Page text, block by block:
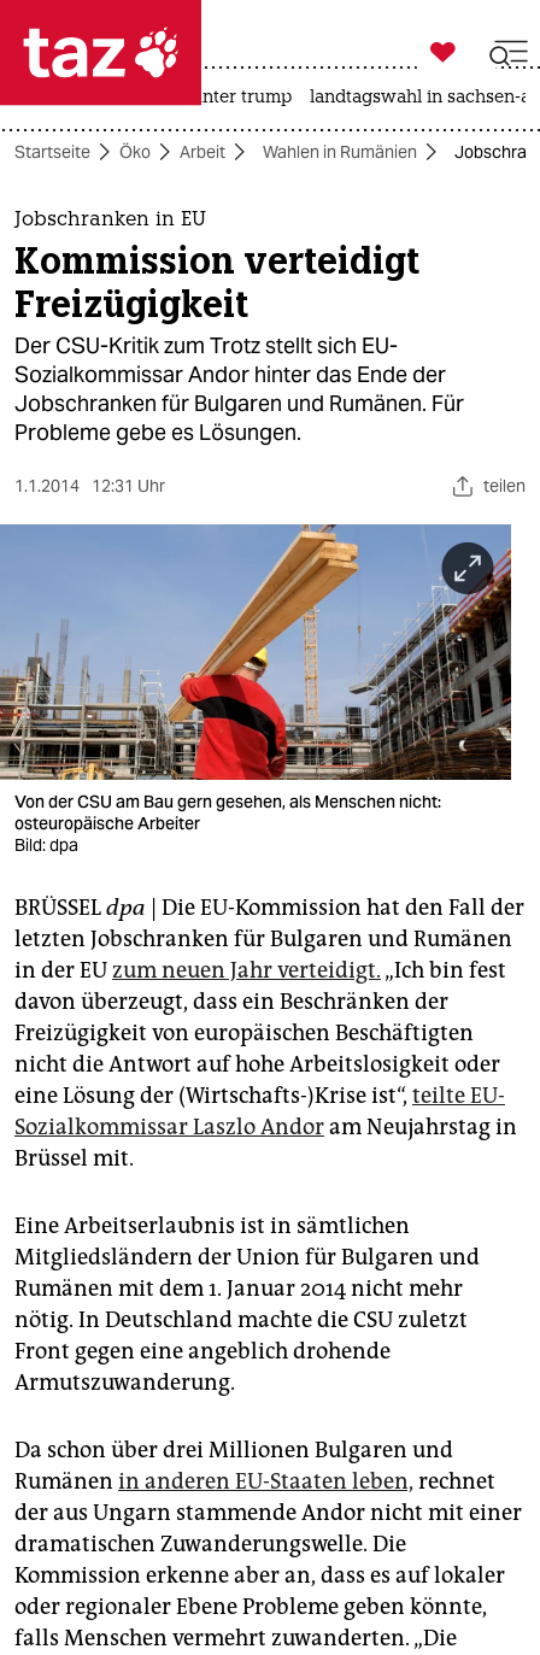
 taz zahl ich
taz zahl ich
themen
politik
öko
gesellschaft
kultur
sport
wahrheit
verlag
verlag
veranstaltungen
shop
fragen & hilfe
unterstützen
abo
genossenschaft
epaper login

taz zahl ich
usa unter trump landtagswahl in sachsen-
Startseite Öko Arbeit Wahlen in Rumänien
Jobschranken in EU
Kommission verteidigt
Freizügigkeit
Der CSU-Kritik zum Trotz stellt sich EU-
Sozialkommissar Andor hinter das Ende der
Jobschranken für Bulgaren und Rumänen. Für
Probleme gebe es Lösungen.
1.1.2014 12:31 Uhr teilen
Von der CSU am Bau gern gesehen, als Menschen nicht:
osteuropäische Arbeiter
Bild: dpa
BRÜSSELdpa | Die EU-Kommission hat den Fall der
letzten Jobschranken für Bulgaren und Rumänen
in der EUzum neuen Jahr verteidigt. „Ich bin fest
davon überzeugt, dass ein Beschränken der
Freizügigkeit von europäischen Beschäftigten
nicht die Antwort auf hohe Arbeitslosigkeit oder
eine Lösung der (Wirtschafts-)Krise ist“, teilte EU-
Sozialkommissar Laszlo Andoram Neujahrstag in
Brüssel mit.
Eine Arbeitserlaubnis ist in sämtlichen
Mitgliedsländern der Union für Bulgaren und
Rumänen mit dem 1. Januar 2014 nicht mehr
nötig. In Deutschland machte die CSU zuletzt
Front gegen eine angeblich drohende
Armutszuwanderung.
Da schon über drei Millionen Bulgaren und
Rumänen in anderen EU-Staaten leben, rechnet
der aus Ungarn stammende Andor nicht mit einer
dramatischen Zuwanderungswelle. Die
Kommission erkenne aber an, dass es auf lokaler
oder regionaler Ebene Probleme geben könnte,
falls Menschen vermehrt zuwanderten. „Die